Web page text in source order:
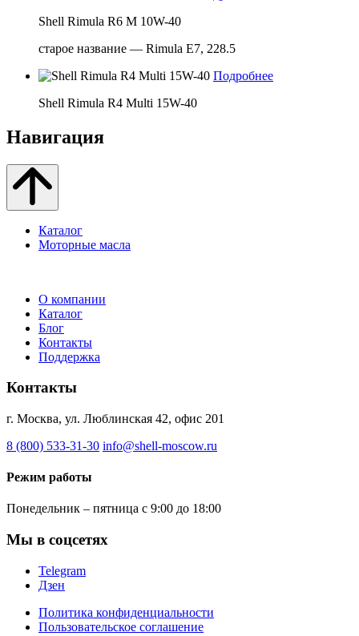
Shell Rimula R6 M 10W-40
старое название — Rimula E7, 228.5
Подробнее
Shell Rimula R4 Multi 15W-40
Навигация
Каталог
Моторные масла
О компании
Каталог
Блог
Контакты
Поддержка
Контакты
г. Москва, ул. Люблинская 42, офис 201
8 (800) 533-31-30 info@shell-moscow.ru
Режим работы
Понедельник – пятница с 9:00 до 18:00
Мы в соцсетях
Telegram
Дзен
Политика конфиденциальности
Пользовательское соглашение